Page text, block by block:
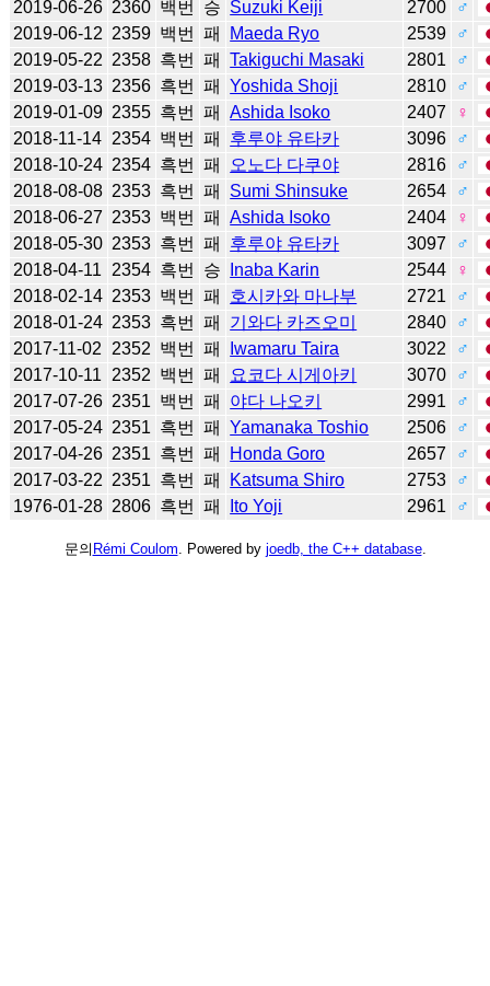
2019-06-26 2360 백번 승 Suzuki Keiji 2700
♂
2019-06-12 2359 백번 패 Maeda Ryo 2539
♂
2019-05-22 2358 흑번 패 Takiguchi Masaki 2801
♂
2019-03-13 2356 흑번 패 Yoshida Shoji 2810
♂
2019-01-09 2355 흑번 패 Ashida Isoko 2407
♀
2018-11-14 2354 백번 패 후루야 유타카 3096
♂
2018-10-24 2354 흑번 패 오노다 다쿠야 2816
♂
2018-08-08 2353 흑번 패 Sumi Shinsuke 2654
♂
2018-06-27 2353 백번 패 Ashida Isoko 2404
♀
2018-05-30 2353 흑번 패 후루야 유타카 3097
♂
2018-04-11
2354 흑번 승 Inaba Karin 2544
♀
2018-02-14 2353 백번 패 호시카와 마나부 2721
♂
2018-01-24 2353 흑번 패 기와다 카즈오미 2840
♂
2017-11-02
2352 백번 패 Iwamaru Taira 3022
♂
2017-10-11
2352 백번 패 요코다 시게아키 3070
♂
2017-07-26 2351 백번 패 야다 나오키 2991
♂
2017-05-24 2351 흑번 패 Yamanaka Toshio 2506
♂
2017-04-26 2351 흑번 패 Honda Goro 2657
♂
2017-03-22 2351 흑번 패 Katsuma Shiro 2753
♂
1976-01-28 2806 흑번 패 Ito Yoji 2961 ♂
문의 Rémi Coulom . Powered by joedb, the C++ database.